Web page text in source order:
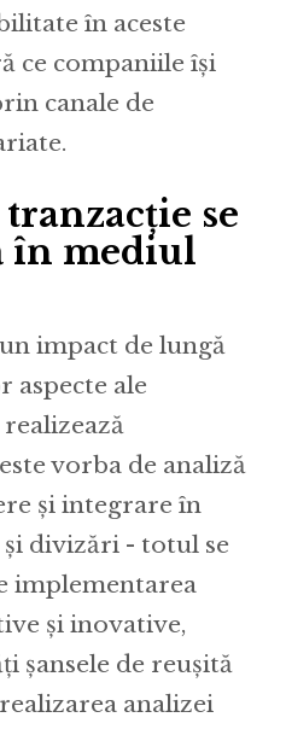
în aceste
ce companiile își
canale de
se
în mediul
impact de lungă
aspecte ale
vorba de analiză
și integrare în
divizări - totul se
implementarea
și inovative,
șansele de reușită
analizei